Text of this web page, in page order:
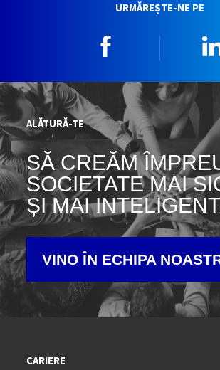
URMĂREȘTE-NE PE
ALĂTURĂ-TE
SĂ CREĂM
SOCIETATE MAI
ȘI MAI
VINO ÎN ECHIPA
CARIERE